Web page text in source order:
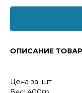
ОПИСАНИЕ
Цена за: шт